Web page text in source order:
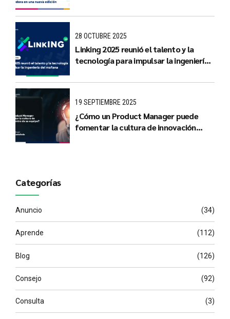
28 OCTUBRE 2025
Linking 2025 reunió el talento y la
tecnología para impulsar la ingeniería
19 SEPTIEMBRE 2025
¿Cómo un Product Manager puede
fomentar la cultura de innovación
Categorías
Anuncio (34)
Aprende (112)
Blog (126)
Consejo (92)
Consulta (3)